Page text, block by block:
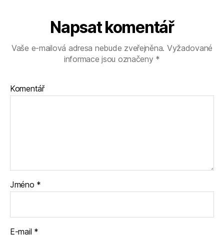
Napsat komentář
Vaše e-mailová adresa nebude zveřejněna. Vyžadované
informace jsou označeny *
Komentář
Jméno *
E-mail *